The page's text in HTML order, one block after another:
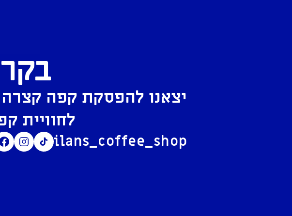
יצאנו להפסקת קפה קצרה
לחוויית
ilans_coffee_shop